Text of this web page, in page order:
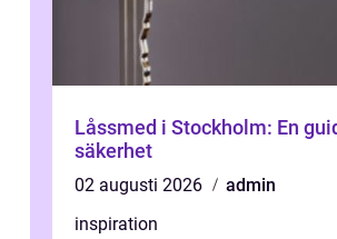
Låssmed i Stockholm: En
säkerhet
02 augusti 2026
admin
inspiration